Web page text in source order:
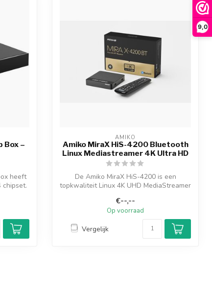
9,0
Box –
heeft
chipset.
AMIKO
Amiko MiraX HiS-4200 Bluetooth
Linux Mediastreamer 4K Ultra HD
De Amiko MiraX HiS-4200 is een
topkwaliteit Linux 4K UHD MediaStreamer
€--,--
Op voorraad
Vergelijk